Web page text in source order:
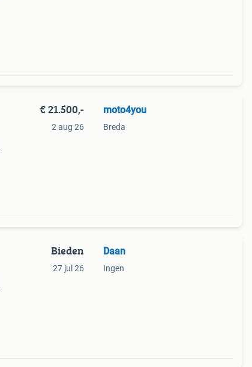
€ 21.500,-
2 aug 26
moto4you
Breda
Bieden
27 jul 26
Daan
Ingen